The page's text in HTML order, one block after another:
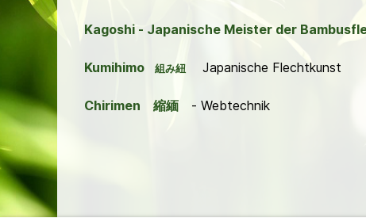
Kagoshi - Japanische Meister der
Kumihimo 組み紐 Japanische Flechtkunst
Chirimen 縮緬 - Webtechnik